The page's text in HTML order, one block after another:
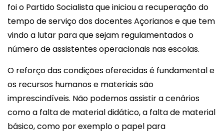
foi o Partido Socialista que iniciou a recuperação do
tempo de serviço dos docentes Açorianos e que tem
vindo a lutar para que sejam regulamentados o
número de assistentes operacionais nas escolas.
O reforço das condições oferecidas é fundamental e
os recursos humanos e materiais são
imprescindíveis. Não podemos assistir a cenários
como a falta de material didático, a falta de material
básico, como por exemplo o papel para